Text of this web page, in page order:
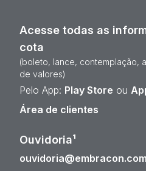
Acesse todas as
cota
(boleto, lance, contemplação,
de valores)
Pelo App: Play Store ou
Área de clientes
Ouvidoria¹